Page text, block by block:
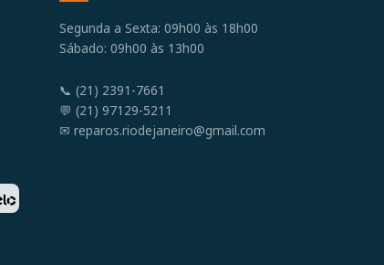
Segunda a Sexta: 09h00 às 18h00
Sábado: 09h00 às 13h00
📞 (21) 2391-7661
💬 (21) 97129-5211
✉ reparos.riodejaneiro@gmail.com